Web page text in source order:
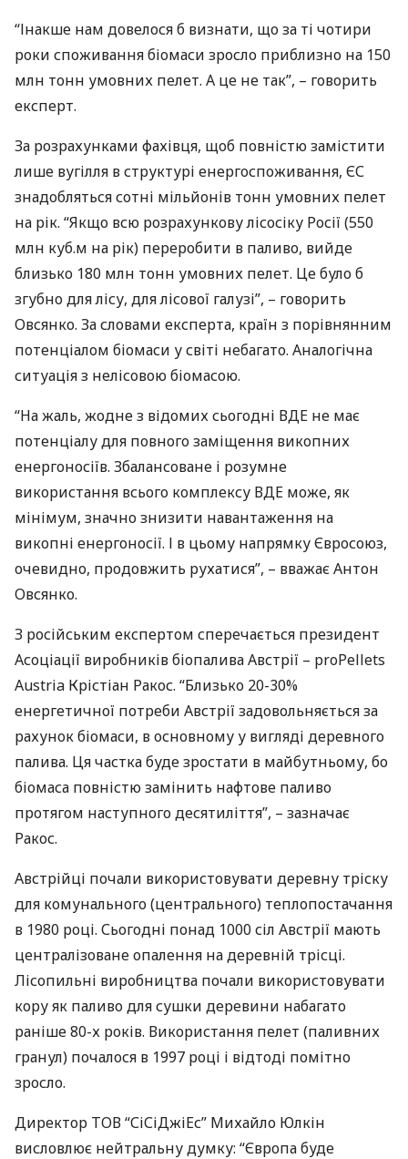
“Інакше нам довелося б визнати, що за ті чотири
роки споживання біомаси зросло приблизно на 150
млн тонн умовних пелет. А це не так”, – говорить
експерт.
За розрахунками фахівця, щоб повністю замістити
лише вугілля в структурі енергоспоживання, ЄС
знадобляться сотні мільйонів тонн умовних пелет
на рік. “Якщо всю розрахункову лісосіку Росії (550
млн куб.м на рік) переробити в паливо, вийде
близько 180 млн тонн умовних пелет. Це було б
згубно для лісу, для лісової галузі”, – говорить
Овсянко. За словами експерта, країн з порівнянним
потенціалом біомаси у світі небагато. Аналогічна
ситуація з нелісовою біомасою.
“На жаль, жодне з відомих сьогодні ВДЕ не має
потенціалу для повного заміщення викопних
енергоносіїв. Збалансоване і розумне
використання всього комплексу ВДЕ може, як
мінімум, значно знизити навантаження на
викопні енергоносії. І в цьому напрямку Євросоюз,
очевидно, продовжить рухатися”, – вважає Антон
Овсянко.
З російським експертом сперечається президент
Асоціації виробників біопалива Австрії – proPellets
Austria Крістіан Ракос. “Близько 20-30%
енергетичної потреби Австрії задовольняється за
рахунок біомаси, в основному у вигляді деревного
палива. Ця частка буде зростати в майбутньому, бо
біомаса повністю замінить нафтове паливо
протягом наступного десятиліття”, – зазначає
Ракос.
Австрійці почали використовувати деревну тріску
для комунального (центрального) теплопостачання
в 1980 році. Сьогодні понад 1000 сіл Австрії мають
централізоване опалення на деревній трісці.
Лісопильні виробництва почали використовувати
кору як паливо для сушки деревини набагато
раніше 80-х років. Використання пелет (паливних
гранул) почалося в 1997 році і відтоді помітно
зросло.
Директор ТОВ“СіСіДжіЕс” Михайло Юлкін
висловлює нейтральну думку: “Європа буде